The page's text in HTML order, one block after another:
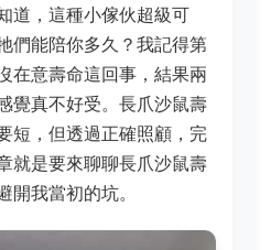
道，這種小傢伙超級可
們能陪你多久？我記得第
在意壽命這回事，結果兩
覺真不好受。長爪沙鼠壽
短，但透過正確照顧，完
就是要來聊聊長爪沙鼠壽
開我當初的坑。